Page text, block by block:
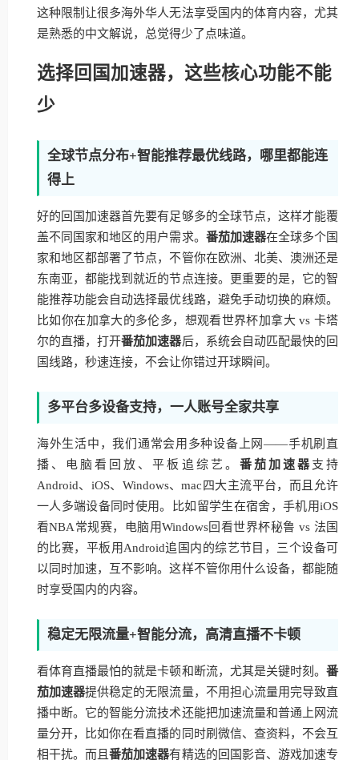
这种限制让很多海外华人无法享受国内的体育内容，尤其
是熟悉的中文解说，总觉得少了点味道。
选择回国加速器，这些核心功能不能
少
全球节点分布+智能推荐最优线路，哪里都能连
得上
好的回国加速器首先要有足够多的全球节点，这样才能覆
盖不同国家和地区的用户需求。 番茄加速器在全球多个国
家和地区都部署了节点，不管你在欧洲、北美、澳洲还是
东南亚，都能找到就近的节点连接。更重要的是，它的智
能推荐功能会自动选择最优线路，避免手动切换的麻烦。
比如你在加拿大的多伦多，想观看世界杯加拿大 vs 卡塔
尔的直播，打开番茄加速器后，系统会自动匹配最快的回
国线路，秒速连接，不会让你错过开球瞬间。
多平台多设备支持，一人账号全家共享
海外生活中，我们通常会用多种设备上网——手机刷直
播、电脑看回放、平板追综艺。 番茄加速器支持
Android、iOS、Windows、mac四大主流平台，而且允许
一人多端设备同时使用。比如留学生在宿舍，手机用iOS
看NBA常规赛，电脑用Windows回看世界杯秘鲁 vs 法国
的比赛，平板用Android追国内的综艺节目，三个设备可
以同时加速，互不影响。这样不管你用什么设备，都能随
时享受国内的内容。
稳定无限流量+智能分流，高清直播不卡顿
看体育直播最怕的就是卡顿和断流，尤其是关键时刻。 番
茄加速器提供稳定的无限流量，不用担心流量用完导致直
播中断。它的智能分流技术还能把加速流量和普通上网流
量分开，比如你在看直播的同时刷微信、查资料，不会互
相干扰。而且番茄加速器有精选的回国影音、游戏加速专